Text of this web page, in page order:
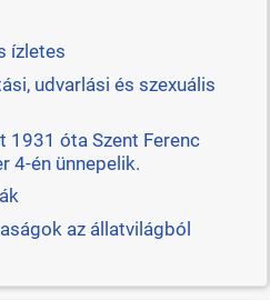
ízletes
udvarlási és szexuális
1931 óta Szent Ferenc
4-én ünnepelik.
az állatvilágból